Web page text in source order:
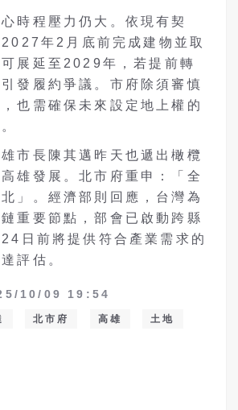
時程壓力仍大。依現有契
年2月底前完成建物並取
展延至2029年，若提前轉
發履約爭議。市府除須審慎
也需確保未來設定地上權的
市長陳其邁昨天也遞出橄欖
雄發展。北市府重申：「全
」。經濟部則回應，台灣為
重要節點，部會已啟動跨縣
日前將提供符合產業需求的
評估。
10/09 19:54
北市府 高雄 土地